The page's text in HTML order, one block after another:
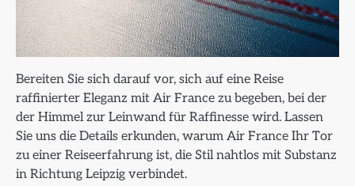
Bereiten Sie sich darauf vor, sich auf eine Reise
raffinierter Eleganz mit Air France zu begeben, bei der
der Himmel zur Leinwand für Raffinesse wird. Lassen
Sie uns die Details erkunden, warum Air France Ihr Tor
zu einer Reiseerfahrung ist, die Stil nahtlos mit Substanz
in Richtung Leipzig verbindet.